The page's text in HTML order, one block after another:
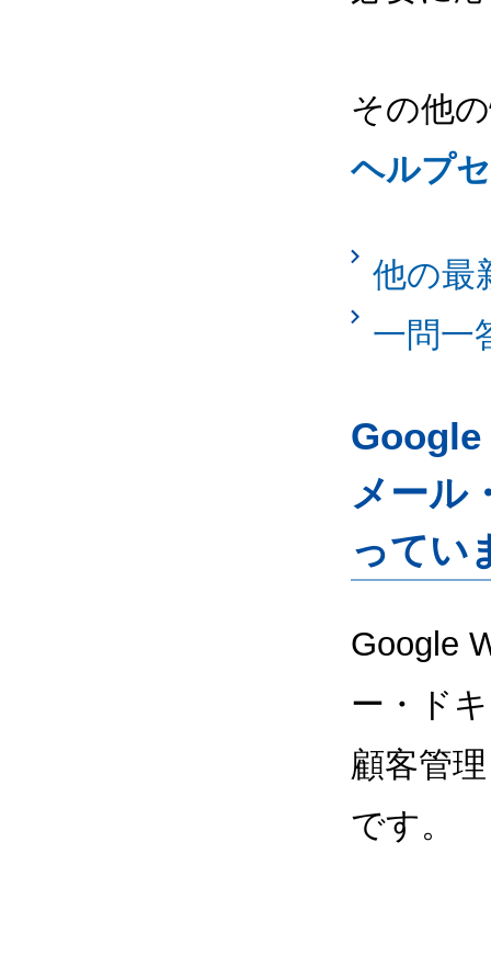
その他
ヘルプ
他の最
一問一
Google
メール
ってい
Google
ー・ド
顧客管
です。